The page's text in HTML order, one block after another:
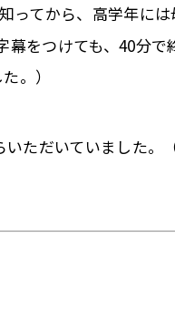
知ってから、高学年に
をつけても、 40分で
。）
いただいていました。